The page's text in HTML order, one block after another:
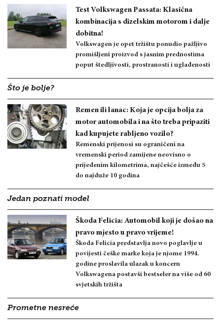
Test Volkswagen Passata: Klasična
kombinacija s dizelskim motorom i dalje
dobitna!
Volkswagen je opet tržištu ponudio pažljivo
promišljeni proizvod s jasnim prednostima
poput štedljivosti, prostranosti i uglađenosti
Što je bolje?
Remen ili lanac: Koja je opcija bolja za
motor automobila i na što treba pripaziti
kad kupujete rabljeno vozilo?
Remenski prijenosi su ograničeni na
vremenski period zamijene neovisno o
prijeđenim kilometrima, najčešće između 5
do najduže 10 godina
Jedan poznati model
Škoda Felicia: Automobil koji je došao na
pravo mjesto u pravo vrijeme!
Škoda Felicia predstavlja novo poglavlje u
povijesti češke marke koja je njome 1994.
godine proslavila ulazak u koncern
Volkswagena postavši bestseler na više od 60
svjetskih tržišta
Prometne nesreće